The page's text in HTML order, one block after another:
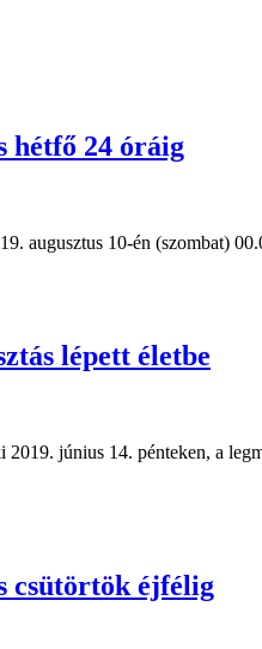
hétfő 24 óráig
augusztus 10-én (szombat)
lépett életbe
2019. június 14. pénteken, a
csütörtök éjfélig